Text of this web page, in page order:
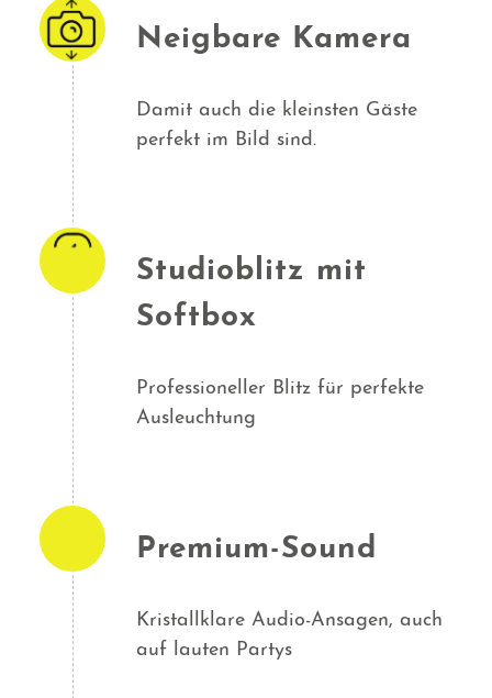
Neigbare Kamera
Damit auch die kleinsten Gäste
perfekt im Bild sind.
Studioblitz mit
Softbox
Professioneller Blitz für perfekte
Ausleuchtung
Premium-Sound
Kristallklare Audio-Ansagen, auch
auf lauten Partys